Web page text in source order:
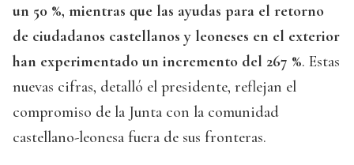
un 50 %, mientras que las ayudas para el retorno
de ciudadanos castellanos y leoneses en el exterior
han experimentado un incremento del 267 %. Estas
nuevas cifras, detalló el presidente, reflejan el
compromiso de la Junta con la comunidad
castellano-leonesa fuera de sus fronteras.